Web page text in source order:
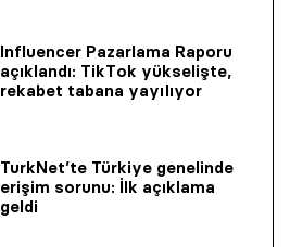
Influencer Pazarlama Raporu
açıklandı: TikTok yükselişte,
rekabet tabana yayılıyor
TurkNet’te Türkiye genelinde
erişim sorunu: İlk açıklama
geldi